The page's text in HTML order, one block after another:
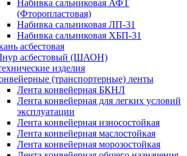
Набивка сальниковая АФТ
(Фторопластовая)
Набивка сальниковая ЛП-31
Набивка сальниковая ХБП-31
асбестовая
асбестовый (ШАОН)
изделия
(транспортерные) ленты
Лента конвейерная БКНЛ
Лента конвейерная для легких условий
эксплуатации
Лента конвейерная износостойкая
Лента конвейерная маслостойкая
Лента конвейерная морозостойкая